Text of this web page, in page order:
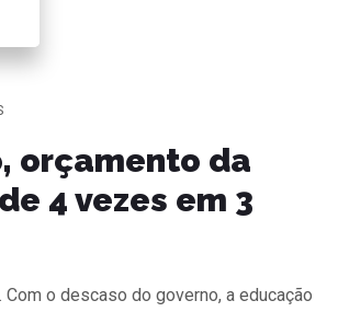
orçamento da
4 vezes em 3
o descaso do governo, a educação